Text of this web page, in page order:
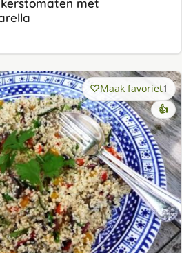
met
Maak favoriet1
👍